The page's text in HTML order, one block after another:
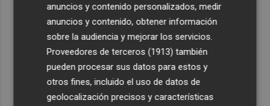
Recibe toda la actualidad de
Plaza Podcast en tu correo
Quiero suscribirme
anuncios y contenido personalizados, medir
anuncios y contenido, obtener información
sobre la audiencia y mejorar los servicios.
Proveedores de terceros (1913) también
pueden procesar sus datos para estos y
otros fines, incluido el uso de datos de
geolocalización precisos y características